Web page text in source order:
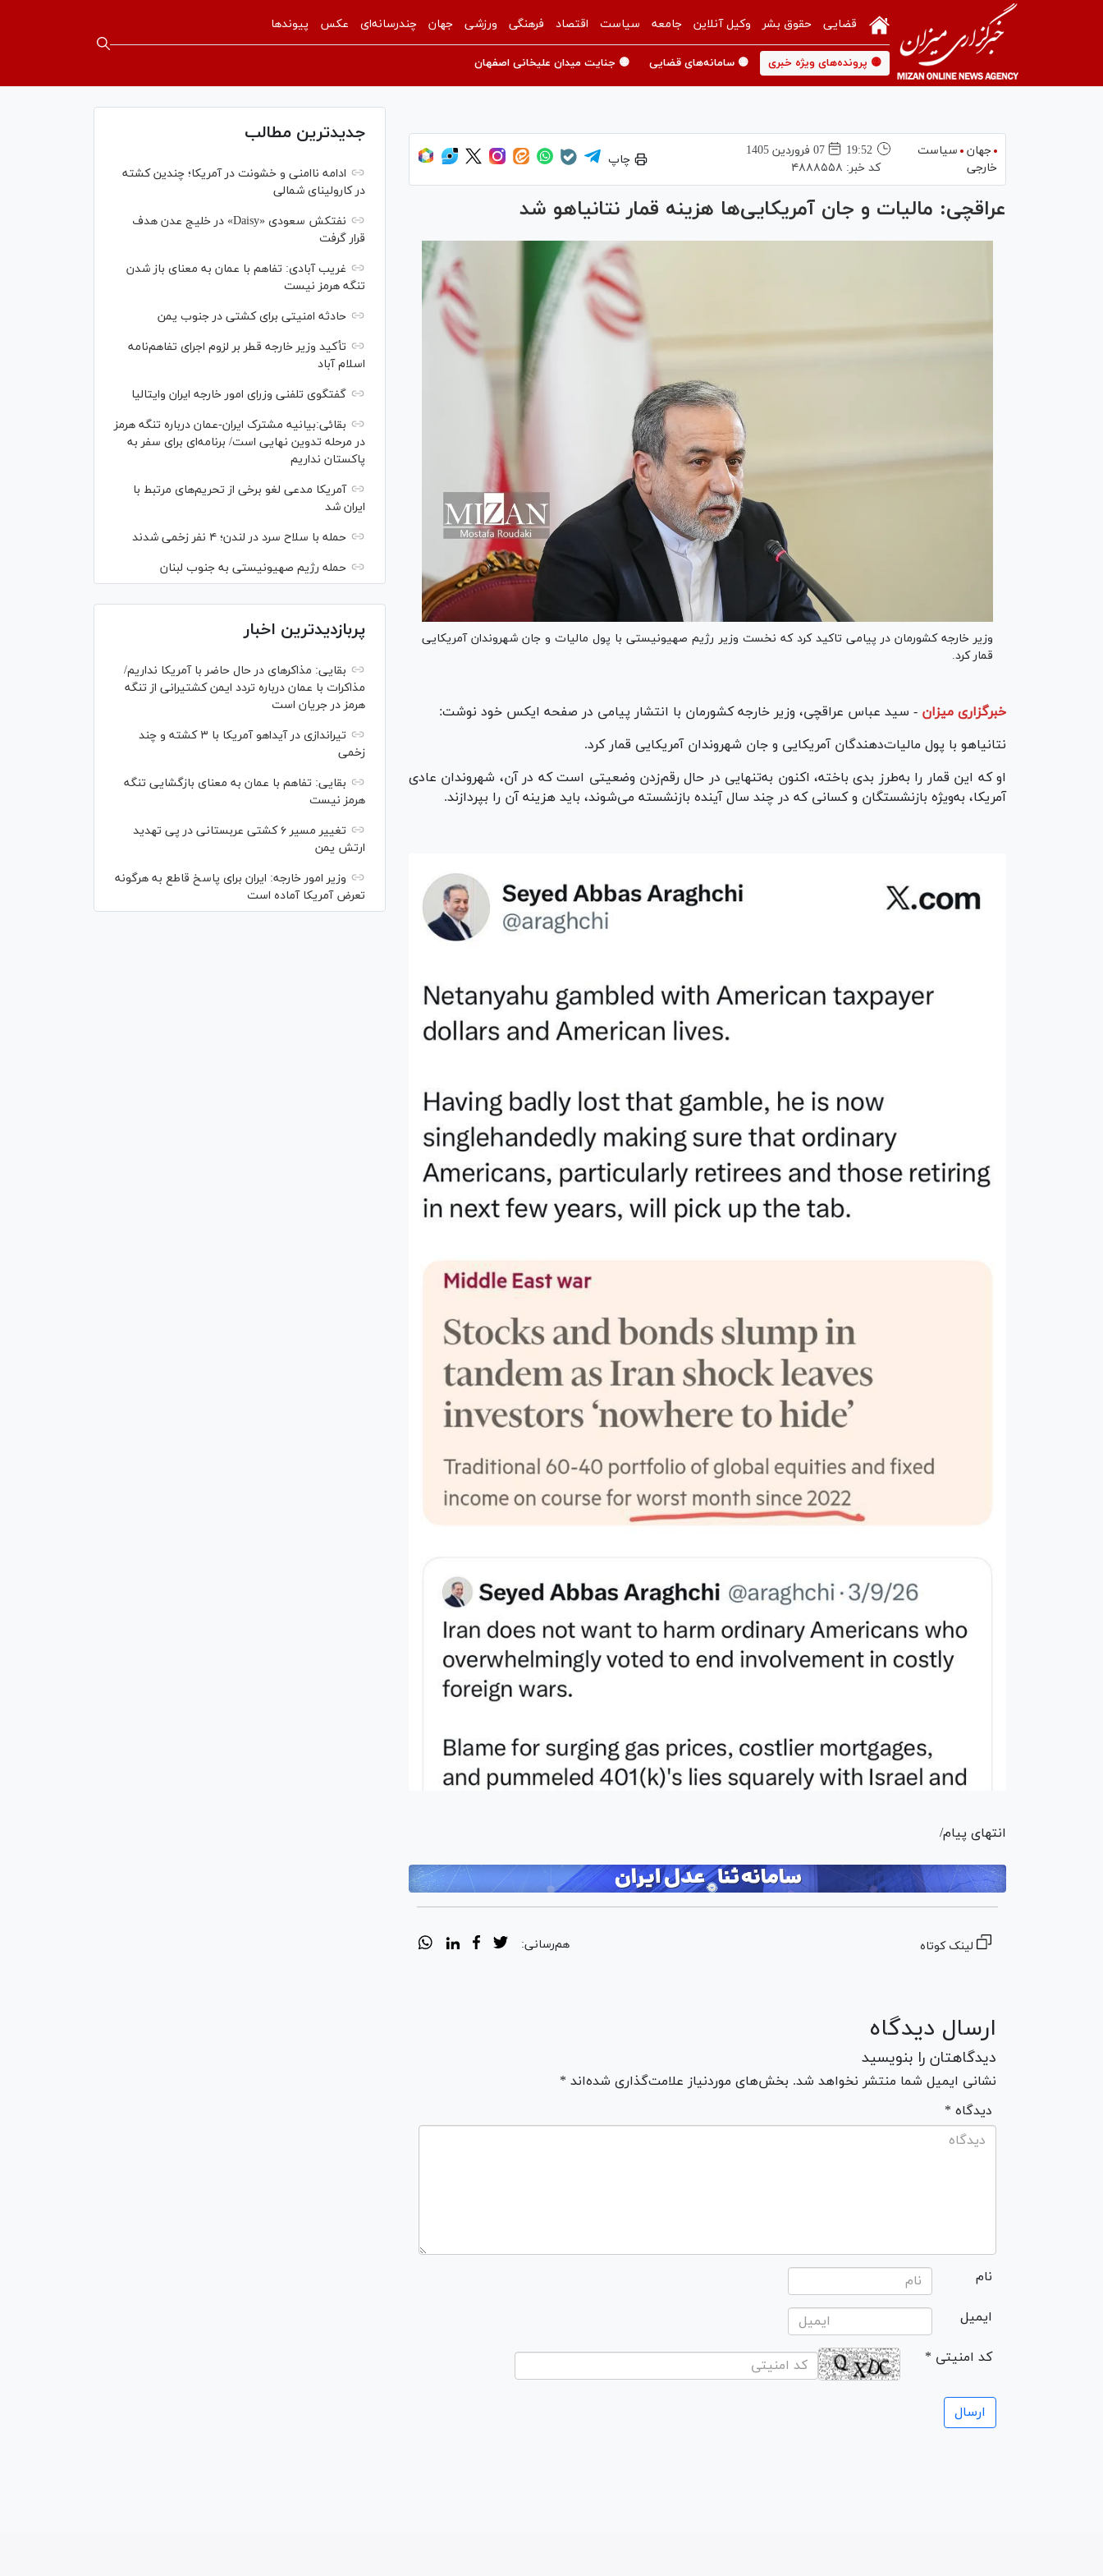
قضایی حقوق بشر وکیل آنلاین جامعه سیاست اقتصاد فرهنگی ورزشی جهان چندرسانه‌ای عکس پیوندها
🟡 پرونده‌های ویژه خبری 🟡 سامانه‌های قضایی 🟡 جنایت میدان علیخانی اصفهان
جهان
سیاست
خارجی
19:52
07 فروردين 1405
کد خبر: ۴۸۸۸۵۵۸
چاپ
عراقچی: مالیات و جان آمریکایی‌ها هزینه قمار نتانیاهو شد
وزیر خارجه کشورمان در پیامی تاکید کرد که نخست وزیر رژیم صهیونیستی با پول مالیات‌ و جان شهروندان آمریکایی
قمار کرد.
خبرگزاری میزان - سید عباس عراقچی، وزیر خارجه کشورمان با انتشار پیامی در صفحه ایکس خود نوشت:
نتانیاهو با پول مالیات‌دهندگان آمریکایی و جان شهروندان آمریکایی قمار کرد.
او که این قمار را به‌طرز بدی باخته، اکنون به‌تنهایی در حال رقم‌زدن وضعیتی است که در آن، شهروندان عادی
آمریکا، به‌ویژه بازنشستگان و کسانی که در چند سال آینده بازنشسته می‌شوند، باید هزینه آن را بپردازند.
انتهای پیام/
لینک کوتاه هم‌رسانی:
ارسال دیدگاه
دیدگاهتان را بنویسید
نشانی ایمیل شما منتشر نخواهد شد. بخش‌های موردنیاز علامت‌گذاری شده‌اند *
* دیدگاه
نام
ایمیل
* کد امنیتی
جدیدترین مطالب
ادامه ناامنی و خشونت در آمریکا؛ چندین کشته
در کارولینای شمالی
نفتکش سعودی «Daisy» در خلیج عدن هدف
قرار گرفت
غریب آبادی: تفاهم با عمان به معنای باز شدن
تنگه هرمز نیست
حادثه امنیتی برای کشتی در جنوب یمن
تأکید وزیر خارجه قطر بر لزوم اجرای تفاهم‌نامه
اسلام آباد
گفتگوی تلفنی وزرای امور خارجه ایران وایتالیا
بقائی:بیانیه مشترک ایران-عمان درباره تنگه هرمز
در مرحله تدوین نهایی است/ برنامه‌ای برای سفر به
پاکستان نداریم
آمریکا مدعی لغو برخی از تحریم‌های مرتبط با
ایران شد
حمله با سلاح سرد در لندن؛ ۴ نفر زخمی شدند
حمله رژیم صهیونیستی به جنوب لبنان
پربازدیدترین اخبار
بقایی: مذاکره‎ای در حال حاضر با آمریکا نداریم/
مذاکرات با عمان درباره تردد ایمن کشتیرانی از تنگه
هرمز در جریان است
تیراندازی در آیداهو آمریکا با ۳ کشته و چند
زخمی
بقایی: تفاهم با عمان به معنای بازگشایی تنگه
هرمز نیست
تغییر مسیر ۶ کشتی عربستانی در پی تهدید
ارتش یمن
وزیر امور خارجه: ایران برای پاسخ قاطع به هرگونه
تعرض آمریکا آماده است